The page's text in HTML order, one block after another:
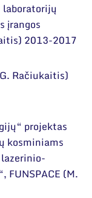
laboratorijų
įrangos
2013-2017
Račiukaitis)
projektas
kosminiams
(M.